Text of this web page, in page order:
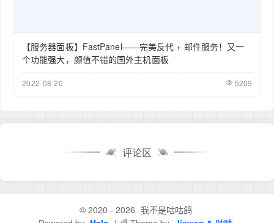
【服务器面板】FastPanel——完美反代 + 邮件服务！又一
个功能强大，颜值不错的国外主机面板
2022-08-20 5209
评论区
© 2020 - 2026 我不是咕咕鸽